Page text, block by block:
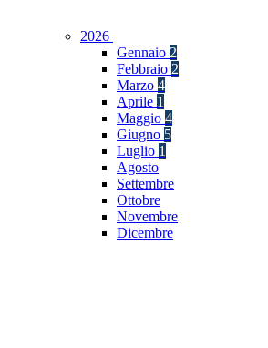
2026
Gennaio 2
Febbraio 2
Marzo 4
Aprile 1
Maggio 4
Giugno 5
Luglio 1
Agosto
Settembre
Ottobre
Novembre
Dicembre